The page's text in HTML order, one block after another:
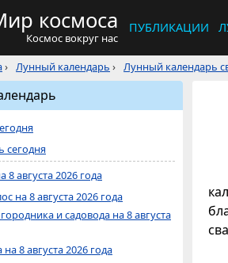
космоса
Космос вокруг нас
ПУБЛИКАЦИИ
› Лунный календарь › Лунный календарь
сегодня
8 августа 2026 года
на 8 августа 2026 года
и садовода на 8 августа
8 августа 2026 года